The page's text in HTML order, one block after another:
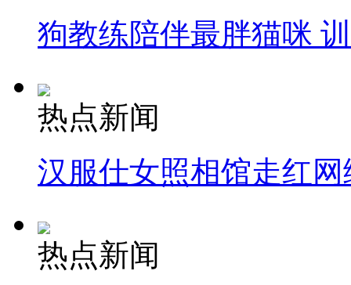
狗教练陪伴最胖猫咪
热点新闻
汉服仕女照相馆走红网
热点新闻